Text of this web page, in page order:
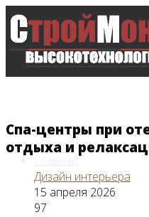
Спа-центры при
отдыха и
Дизайн интерьера
15 апреля 2026
97